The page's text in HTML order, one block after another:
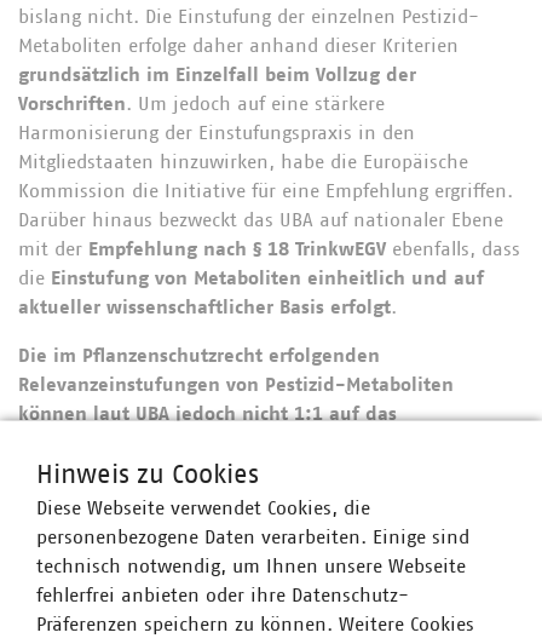
bislang nicht. Die Einstufung der einzelnen Pestizid-
Metaboliten erfolge daher anhand dieser Kriterien
grundsätzlich im Einzelfall beim Vollzug der
Vorschriften. Um jedoch auf eine stärkere
Harmonisierung der Einstufungspraxis in den
Mitgliedstaaten hinzuwirken, habe die Europäische
Kommission die Initiative für eine Empfehlung ergriffen.
Darüber hinaus bezweckt das UBA auf nationaler Ebene
mit der Empfehlung nach § 18 TrinkwEGV ebenfalls, dass
die Einstufung von Metaboliten einheitlich und auf
aktueller wissenschaftlicher Basis erfolgt.
Die im Pflanzenschutzrecht erfolgenden
Relevanzeinstufungen von Pestizid-Metaboliten
können laut UBA jedoch nicht 1:1 auf das
Pflanzenschutzrecht gäbe es einen empfehlenden
Leitfaden der Europäischen Kommission
Bewertung der Relevanz von Metaboliten im Grundwasser
von Stoffen gemäß der
Verordnung (EG) Nr.
1107/2009. Im Pflanzenschutzrecht werden zudem alle
Metaboliten eines Pestizid-Wirkstoffes pauschal als
Hinweis zu Cookies
Diese Webseite verwendet Cookies, die
personenbezogene Daten verarbeiten. Einige sind
technisch notwendig, um Ihnen unsere Webseite
fehlerfrei anbieten oder ihre Datenschutz-
Präferenzen speichern zu können. Weitere Cookies